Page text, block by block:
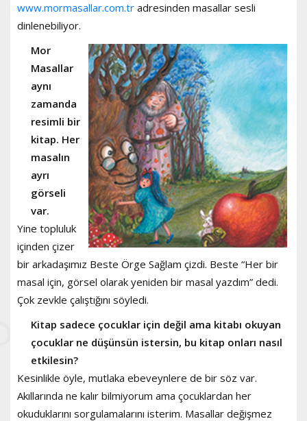
www.mormasallar.com.tr adresinden masallar sesli
dinlenebiliyor.
Mor
Masallar
aynı
zamanda
resimli bir
kitap. Her
masalın
ayrı
görseli
var.
Yine topluluk
içinden çizer
bir arkadaşımız Beste Örge Sağlam çizdi. Beste “Her bir
masal için, görsel olarak yeniden bir masal yazdım” dedi.
Çok zevkle çalıştığını söyledi.
Kitap sadece çocuklar için değil ama kitabı okuyan
çocuklar ne düşünsün istersin, bu kitap onları nasıl
etkilesin?
Kesinlikle öyle, mutlaka ebeveynlere de bir söz var.
Akıllarında ne kalır bilmiyorum ama çocuklardan her
okuduklarını sorgulamalarını isterim. Masallar değişmez